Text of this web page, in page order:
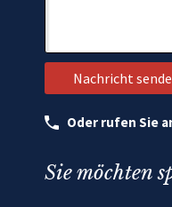
Oder rufen Sie
Sie möchten